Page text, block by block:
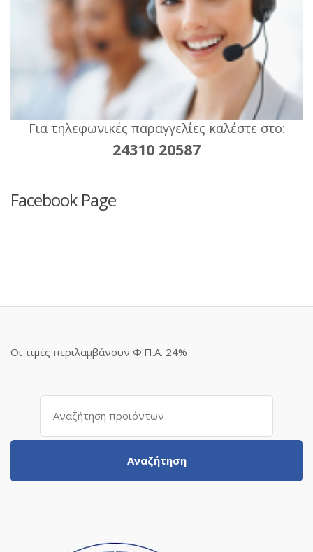
Για τηλεφωνικές παραγγελίες καλέστε στο:
24310 20587
Facebook Page
Οι τιμές περιλαμβάνουν Φ.Π.Α. 24%
Αναζήτηση
Αναζήτηση